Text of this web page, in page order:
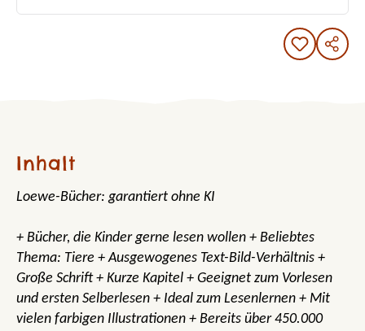
Inhalt
Loewe-Bücher: garantiert ohne KI
+ Bücher, die Kinder gerne lesen wollen + Beliebtes
Thema: Tiere + Ausgewogenes Text-Bild-Verhältnis +
Große Schrift + Kurze Kapitel + Geeignet zum Vorlesen
und ersten Selberlesen + Ideal zum Lesenlernen + Mit
vielen farbigen Illustrationen + Bereits über 450.000